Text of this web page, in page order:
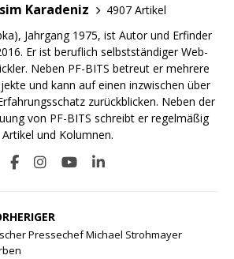
Karadeniz
4907 Artikel
Jahrgang 1975, ist Autor und Erfinder
Er ist beruflich selbstständiger Web-
Neben PF-BITS betreut er mehrere
und kann auf einen inzwischen über
zurückblicken. Neben der
von PF-BITS schreibt er regelmäßig
Artikel und Kolumnen.
Pressechef Michael Strohmayer